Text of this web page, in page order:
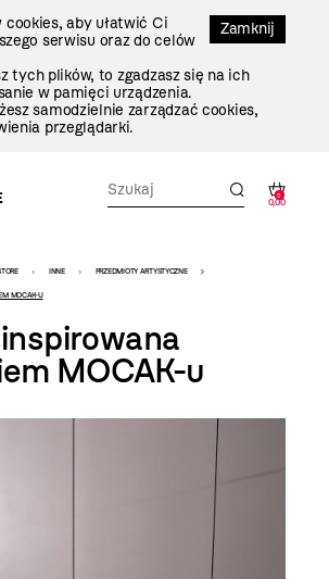
Zamknij
cookies, aby ułatwić Ci
serwisu oraz do celów
tych plików, to zgadzasz się na ich
w pamięci urządzenia.
samodzielnie zarządzać cookies,
przeglądarki.
0
0,00
INNE PRZEDMIOTY ARTYSTYCZNE
MOCAK-U
MOCAK-u